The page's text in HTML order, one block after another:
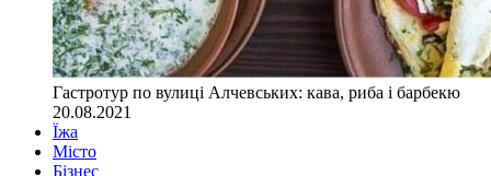
Гастротур по вулиці Алчевських: кава, риба і барбекю
20.08.2021
Їжа
Місто
Бізнес